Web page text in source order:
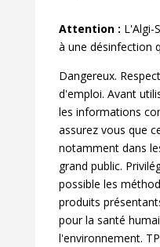
Attention : L'Algi-
à une désinfection
Dangereux.
d'emploi. Avant
les informations
assurez vous que
notamment dans
grand public.
possible les
produits
pour la santé
l'environnement.